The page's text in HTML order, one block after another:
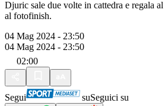
Djuric sale due volte in cattedra e regala
al fotofinish.
04 Mag 2024 - 23:50
04 Mag 2024 - 23:50
02:00
Segui suSeguici su